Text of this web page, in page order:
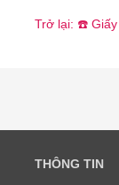
Trở lại: ☎️
THÔNG TIN